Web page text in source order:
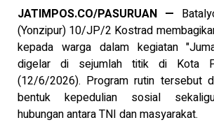
JATIMPOS.CO/PASURUAN —
(Yonzipur) 10/JP/2 Kostrad
kepada warga dalam kegiatan
digelar di sejumlah titik di Kota
(12/6/2026). Program rutin tersebut
bentuk kepedulian sosial
hubungan antara TNI dan masyarakat.